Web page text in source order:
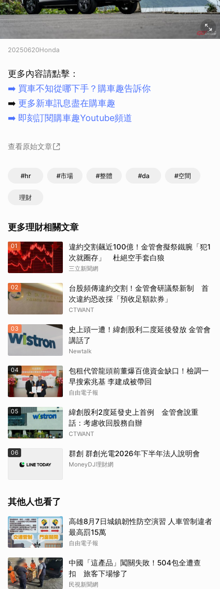
20250620Honda
更多內容請點擊：
➡️ 買車不知從哪下手？購車趣告訴你
➡️ 更多新車訊息盡在購車趣
➡️ 即刻訂閱購車趣Youtube頻道
查看原始文章
#hr #市場 #整體 #da #空間
理財
更多理財相關文章
01
違約交割飆近100億！金管會擬祭鐵腕「犯1
次就圈存」 杜絕空手套白狼
三立新聞網
02
台股頻傳違約交割！金管會研議祭新制 首
次違約恐改採「預收足額款券」
CTWANT
03
史上頭一遭！緯創股利二度延後發放 金管會
講話了
Newtalk
04
包租代管龍頭前董爆百億資金缺口！檢調一
早搜索兆基 李建成被帶回
自由電子報
05
緯創股利2度延發史上首例 金管會說重
話：考慮收回股務自辦
CTWANT
06 群創 群創光電2026年下半年法人說明會
MoneyDJ理財網
其他人也看了
高雄8月7日城鎮韌性防空演習 人車管制違者
最高罰15萬
自由電子報
中國「這產品」闖關失敗！504包全遭查
扣 旅客下場慘了
民視新聞網